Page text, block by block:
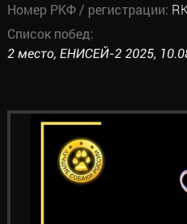
Номер РКФ / регистрации:
Список побед:
2 место, ЕНИСЕЙ-2 2025,